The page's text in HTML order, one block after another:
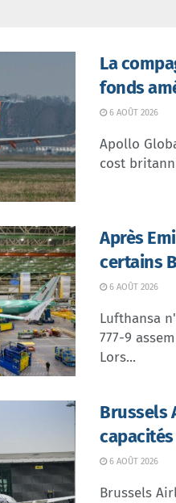
La
fonds
6 AOÛT 2026
Apollo
cost
Après
certains
6 AOÛT 2026
Lufthansa
777-9
Lors...
Brussels
6 AOÛT 2026
Brussels